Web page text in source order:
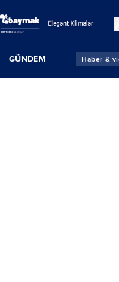
GÜNDEM